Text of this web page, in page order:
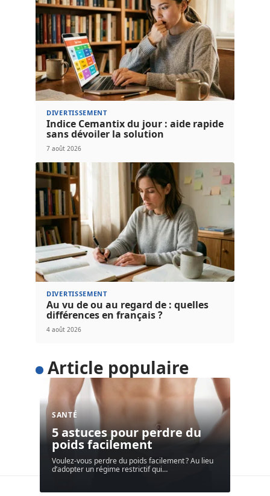
DIVERTISSEMENT
Indice Cemantix du jour : aide rapide
sans dévoiler la solution
7 août 2026
DIVERTISSEMENT
Au vu de ou au regard de : quelles
différences en français ?
4 août 2026
Article populaire
SANTÉ
5 astuces pour perdre du
poids facilement
Voulez-vous perdre du poids facilement ? Au lieu
d’adopter un régime restrictif qui…